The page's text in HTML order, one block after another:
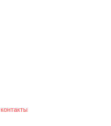
контакты